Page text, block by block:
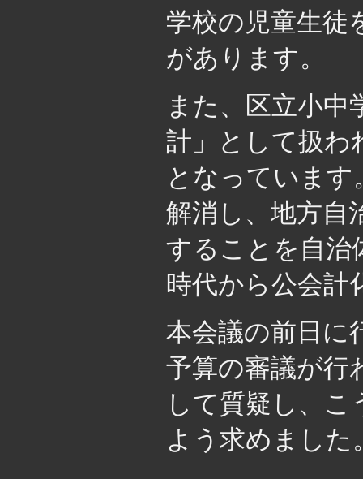
学校の児童生徒
があります。
また、区立小中
計」として扱わ
となっていま
解消し、地方自
することを自治
時代から公会計
本会議の前日に
予算の審議が行
して質疑し、
よう求めました